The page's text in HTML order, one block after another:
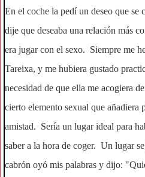
En el coche la pedí un deseo que
dije que deseaba una relación más
era jugar con el sexo. Siempre me
Tareixa, y me hubiera gustado
necesidad de que ella me acogiera
cierto elemento sexual que añadiera
amistad. Sería un lugar ideal para
saber a la hora de coger. Un lugar
cabrón oyó mis palabras y dijo: